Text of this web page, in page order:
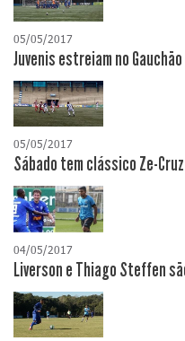
05/05/2017
Juvenis estreiam no
05/05/2017
Sábado tem clássico Ze-
04/05/2017
Liverson e Thiago Steffen